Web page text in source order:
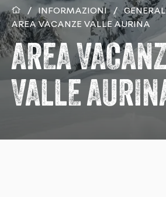
/ INFORMAZIONI /
AREA VACANZE VALLE AURINA
AREA
VALLE